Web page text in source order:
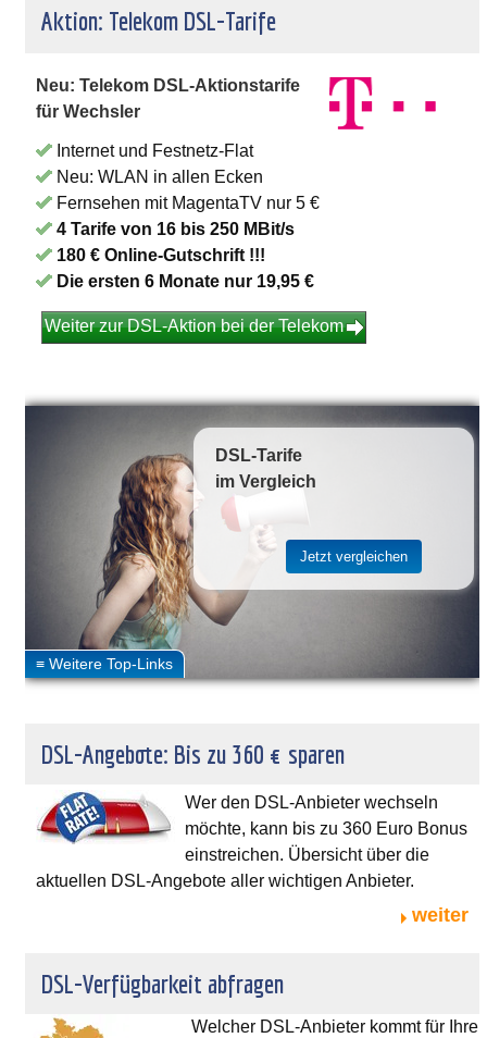
Aktion: Telekom DSL-Tarife
Neu: Telekom DSL-Aktionstarife
für Wechsler
Internet und Festnetz-Flat
Neu: WLAN in allen Ecken
Fernsehen mit MagentaTV nur 5 €
4 Tarife von 16 bis 250 MBit/s
180 € Online-Gutschrift !!!
Die ersten 6 Monate nur 19,95 €
Weiter zur DSL-Aktion bei der Telekom
DSL-Tarife
im Vergleich
DSL-Angebote: Bis zu 360 € sparen
Wer den DSL-Anbieter wechseln
möchte, kann bis zu 360 Euro Bonus
einstreichen. Übersicht über die
aktuellen DSL-Angebote aller wichtigen Anbieter.
weiter
DSL-Verfügbarkeit abfragen
Welcher DSL-Anbieter kommt für Ihre